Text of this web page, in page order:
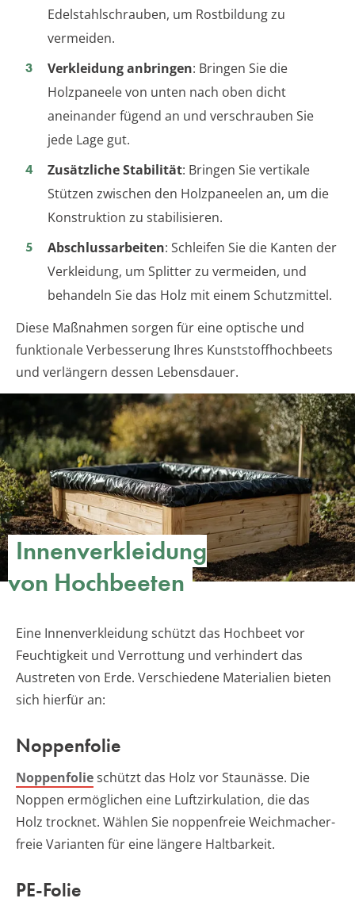
Edelstahlschrauben, um Rostbildung zu
vermeiden.
Verkleidung anbringen: Bringen Sie die
Holzpaneele von unten nach oben dicht
aneinander fügend an und verschrauben Sie
jede Lage gut.
Zusätzliche Stabilität: Bringen Sie vertikale
Stützen zwischen den Holzpaneelen an, um die
Konstruktion zu stabilisieren.
Abschlussarbeiten: Schleifen Sie die Kanten der
Verkleidung, um Splitter zu vermeiden, und
behandeln Sie das Holz mit einem Schutzmittel.
Diese Maßnahmen sorgen für eine optische und
funktionale Verbesserung Ihres Kunststoffhochbeets
und verlängern dessen Lebensdauer.
Innenverkleidung
von Hochbeeten
Eine Innenverkleidung schützt das Hochbeet vor
Feuchtigkeit und Verrottung und verhindert das
Austreten von Erde. Verschiedene Materialien bieten
sich hierfür an:
Noppenfolie
Noppenfolieschützt das Holz vor Staunässe. Die
Noppen ermöglichen eine Luftzirkulation, die das
Holz trocknet. Wählen Sie noppenfreie Weichmacher-
freie Varianten für eine längere Haltbarkeit.
PE-Folie